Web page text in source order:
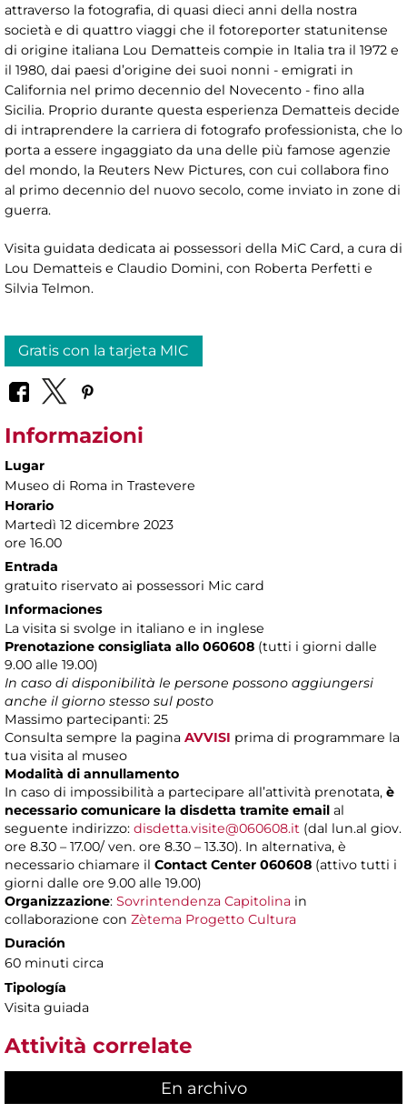
attraverso la fotografia, di quasi dieci anni della nostra
società e di quattro viaggi che il fotoreporter statunitense
di origine italiana Lou Dematteis compie in Italia tra il 1972 e
il 1980, dai paesi d’origine dei suoi nonni - emigrati in
California nel primo decennio del Novecento - fino alla
Sicilia. Proprio durante questa esperienza Dematteis decide
di intraprendere la carriera di fotografo professionista, che lo
porta a essere ingaggiato da una delle più famose agenzie
del mondo, la Reuters New Pictures, con cui collabora fino
al primo decennio del nuovo secolo, come inviato in zone di
guerra.
Visita guidata dedicata ai possessori della MiC Card, a cura di
Lou Dematteis e Claudio Domini, con Roberta Perfetti e
Silvia Telmon.
Gratis con la tarjeta MIC
Informazioni
Lugar
Museo di Roma in Trastevere
Horario
Martedì 12 dicembre 2023
ore 16.00
Entrada
gratuito riservato ai possessori Mic card
Informaciones
La visita si svolge in italiano e in inglese
Prenotazione consigliata allo 060608 (tutti i giorni dalle
9.00 alle 19.00)
In caso di disponibilità le persone possono aggiungersi
anche il giorno stesso sul posto
Massimo partecipanti: 25
Consulta sempre la pagina AVVISI prima di programmare la
tua visita al museo
Modalità di annullamento
In caso di impossibilità a partecipare all’attività prenotata, è
necessario comunicare la disdetta tramite email al
seguente indirizzo: disdetta.visite@060608.it (dal lun.al giov.
ore 8.30 – 17.00/ ven. ore 8.30 – 13.30). In alternativa, è
necessario chiamare il Contact Center 060608 (attivo tutti i
giorni dalle ore 9.00 alle 19.00)
Organizzazione: Sovrintendenza Capitolina in
collaborazione con Zètema Progetto Cultura
Duración
60 minuti circa
Tipología
Visita guiada
Attività correlate
En archivo